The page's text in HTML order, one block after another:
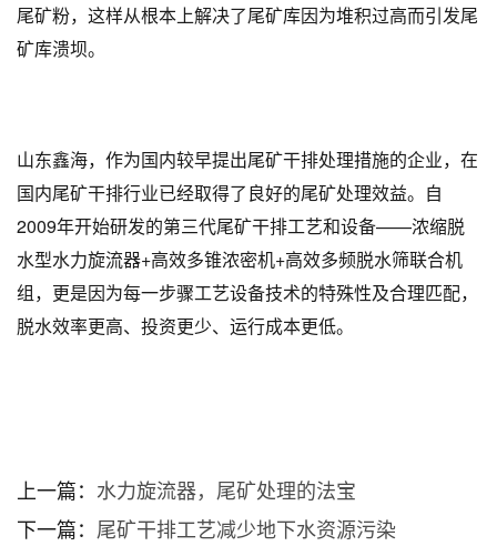
尾矿粉，这样从根本上解决了尾矿库因为堆积过高而引发尾
矿库溃坝。
山东鑫海，作为国内较早提出尾矿干排处理措施的企业，在
国内尾矿干排行业已经取得了良好的尾矿处理效益。自
2009年开始研发的第三代尾矿干排工艺和设备——浓缩脱
水型水力旋流器+高效多锥浓密机+高效多频脱水筛联合机
组，更是因为每一步骤工艺设备技术的特殊性及合理匹配，
脱水效率更高、投资更少、运行成本更低。
上一篇： 水力旋流器，尾矿处理的法宝
下一篇： 尾矿干排工艺减少地下水资源污染